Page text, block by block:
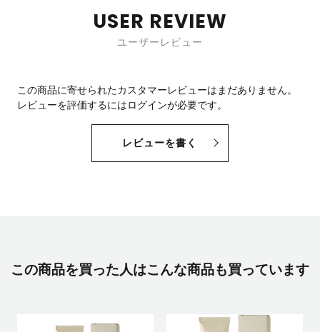
USER REVIEW
ユーザーレビュー
この商品に寄せられたカスタマーレビューはまだありません。
レビューを評価するにはログインが必要です。
レビューを書く
この商品を買った人はこんな商品も買っています